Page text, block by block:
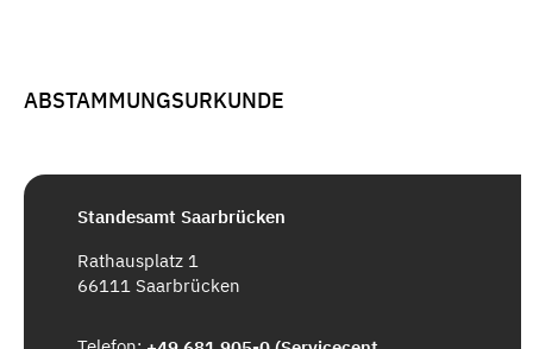
ABSTAMMUNGSURKUNDE
Standesamt Saarbrücken
Rathausplatz 1
66111 Saarbrücken